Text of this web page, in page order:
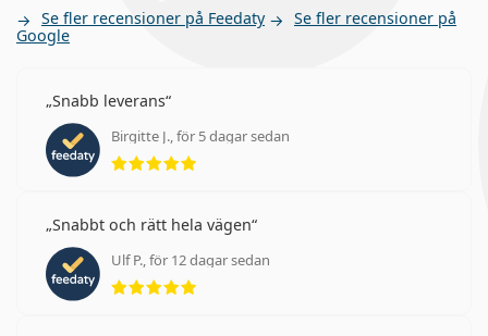
Se fler recensioner på Feedaty Se fler recensioner på
Google
Snabb leverans
Birgitte J., för 5 dagar sedan
Betyg 5 av 5
Snabbt och rätt hela vägen
Ulf P., för 12 dagar sedan
Betyg 5 av 5